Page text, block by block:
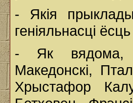
- Якія
геніяльнасці
- Як вядома,
Македонскі,
Хрыстафор